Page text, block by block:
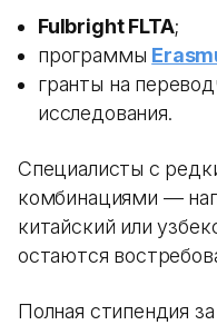
Fulbright FLTA;
программы
гранты на
исследования.
Специалисты с
комбинациями —
китайский или
остаются
Полная стипендия